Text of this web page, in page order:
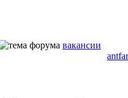
вакансии